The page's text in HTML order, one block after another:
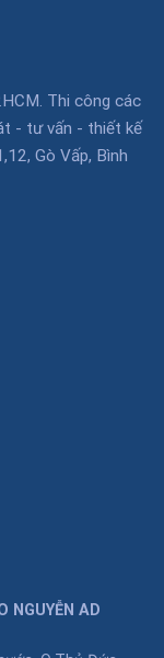
Thi công các
- tư vấn - thiết kế
Gò Vấp, Bình
NGUYỄN AD